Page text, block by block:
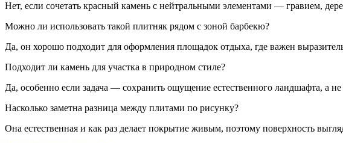
Нет, если сочетать красный камень с нейтральными элементами — гравием,
Можно ли использовать такой плитняк рядом с зоной барбекю?
Да, он хорошо подходит для оформления площадок отдыха, где важен
Подходит ли камень для участка в природном стиле?
Да, особенно если задача — сохранить ощущение естественного ландшафта, а
Насколько заметна разница между плитами по рисунку?
Она естественная и как раз делает покрытие живым, поэтому поверхность